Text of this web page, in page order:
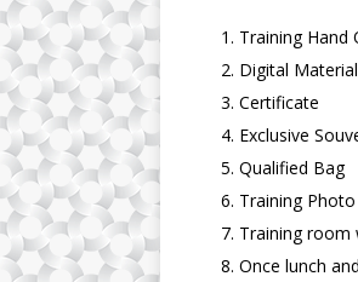
Training Hand
Digital Material
Certificate
Exclusive
Qualified Bag
Training Photo
Training room
Once lunch